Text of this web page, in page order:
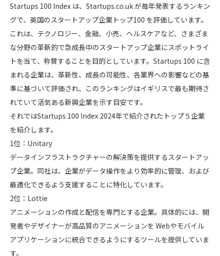
Startups 100 Index は、Startups.co.uk が毎年発表するランキン
グで、英国のスタートアップ企業トップ100 を評価しています。
これは、テクノロジー、金融、小売、ヘルスケアなど、さまざま
な分野の革新的で急成長中のスタートアップ企業にスポットライ
トを当て、称賛することを目的としています。Startups 100 に含
まれる企業は、革新性、成長の可能性、各業界への影響などの基
準に基づいて評価され、このランキングはイギリスで最も期待さ
れていて活気ある新興企業を示す目安です。
それではStartups 100 Index 2024年で紹介されたトップ５企業
を紹介します。
1位：Unitary
データインフラストラクチャーの解決策を提供するスタートアッ
プ企業。同社は、企業がデータ操作をより効率的に管理、および
最適化できるよう支援することに特化しています。
2位：Lottie
アニメーションの作成と配信を専門とする企業。具体的には、開
発者やデザイナーが高品質のアニメーションを Webやモバイル
アプリケーションに統合できるようにするツールを提供していま
す。